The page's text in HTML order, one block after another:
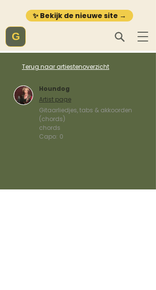
✨ Bekijk de nieuwe site →
G
Terug naar artiestenoverzicht
Houndog
Artist page
Gitaarliedjes, tabs & akkoorden
(chords)
chords
Capo: 0